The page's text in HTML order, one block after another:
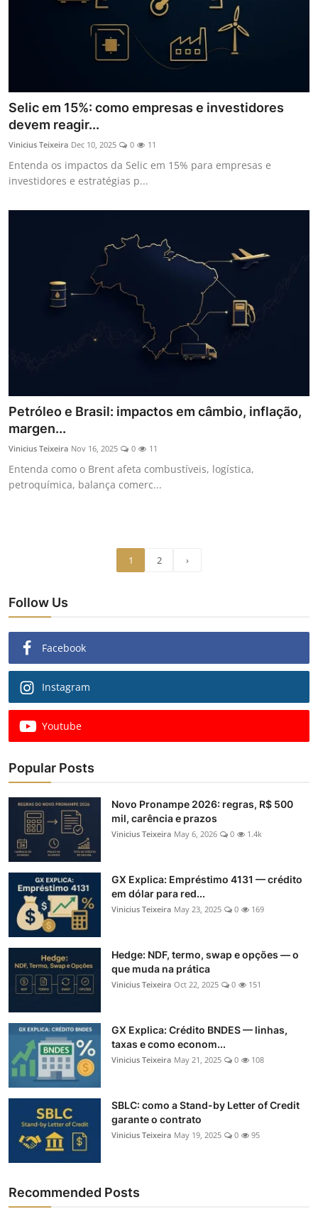
Selic em 15%: como empresas e investidores
devem reagir...
Vinicius Teixeira Dec 10, 2025 0 11
Entenda os impactos da Selic em 15% para empresas e
investidores e estratégias p...
Petróleo e Brasil: impactos em câmbio, inflação,
margen...
Vinicius Teixeira Nov 16, 2025 0 11
Entenda como o Brent afeta combustíveis, logística,
petroquímica, balança comerc...
1 2 ›
Follow Us
Facebook
Instagram
Youtube
Popular Posts
Novo Pronampe 2026: regras, R$ 500
mil, carência e prazos
Vinicius Teixeira May 6, 2026 0 1.4k
GX Explica: Empréstimo 4131 — crédito
em dólar para red...
Vinicius Teixeira May 23, 2025 0 169
Hedge: NDF, termo, swap e opções — o
que muda na prática
Vinicius Teixeira Oct 22, 2025 0 151
GX Explica: Crédito BNDES — linhas,
taxas e como econom...
Vinicius Teixeira May 21, 2025 0 108
SBLC: como a Stand-by Letter of Credit
garante o contrato
Vinicius Teixeira May 19, 2025 0 95
Recommended Posts